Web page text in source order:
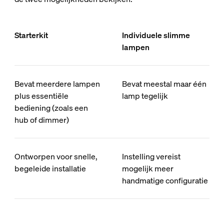
Starterkit
Individuele slimme
lampen
Bevat meerdere lampen
plus essentiële
bediening (zoals een
hub of dimmer)
Bevat meestal maar één
lamp tegelijk
Ontworpen voor snelle,
begeleide installatie
Instelling vereist
mogelijk meer
handmatige configuratie